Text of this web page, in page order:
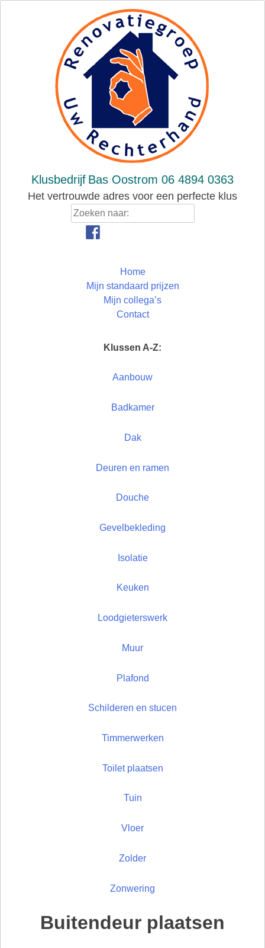
Klusbedrijf Bas Oostrom 06 4894 0363
Het vertrouwde adres voor een perfecte klus
Home
Mijn standaard prijzen
Mijn collega’s
Contact
Klussen A-Z:
Aanbouw
Badkamer
Dak
Deuren en ramen
Douche
Gevelbekleding
Isolatie
Keuken
Loodgieterswerk
Muur
Plafond
Schilderen en stucen
Timmerwerken
Toilet plaatsen
Tuin
Vloer
Zolder
Zonwering
Buitendeur plaatsen